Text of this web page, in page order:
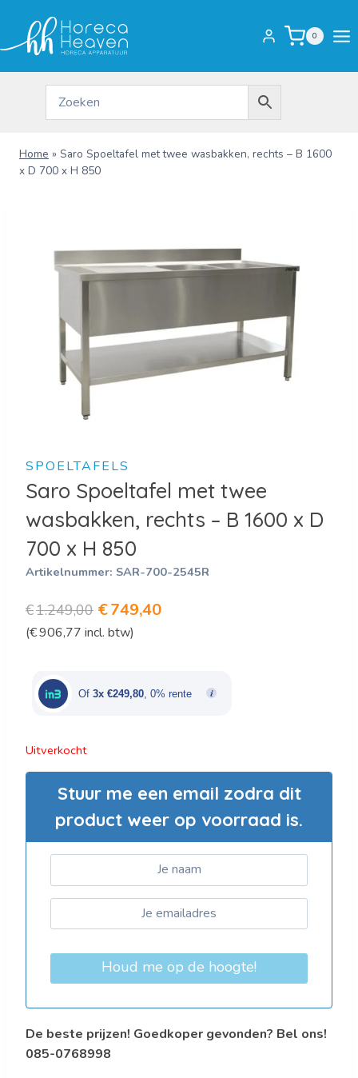
inhoud
0
Home » Saro Spoeltafel met twee wasbakken, rechts – B 1600
x D 700 x H 850
SPOELTAFELS
Saro Spoeltafel met twee
wasbakken, rechts – B 1600 x D
700 x H 850
Artikelnummer: SAR-700-2545R
€1.249,00 Oorspronkelijke
prijs
€1.249,00.
€749,40Huidige
€749,40.
(€906,77 incl. btw)
Of 3x €249,80, 0% rente
Uitverkocht
Stuur me een email zodra dit
product weer op voorraad is.
Houd me op de hoogte!
De beste prijzen! Goedkoper gevonden? Bel ons!
085-0768998